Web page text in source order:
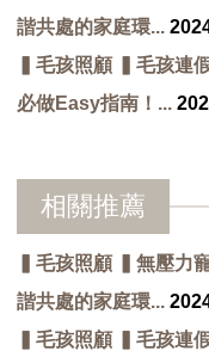
諧共處的家庭環...
▍毛孩照顧 ▍毛孩連
必做Easy指南！...
相關推薦
▍毛孩照顧 ▍無壓力
諧共處的家庭環...
▍毛孩照顧 ▍毛孩連